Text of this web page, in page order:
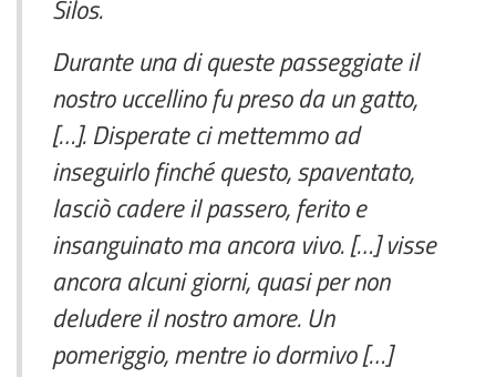
Silos.
Durante una di queste passeggiate il
nostro uccellino fu preso da un gatto,
[…]. Disperate ci mettemmo ad
inseguirlo finché questo, spaventato,
lasciò cadere il passero, ferito e
insanguinato ma ancora vivo. […] visse
ancora alcuni giorni, quasi per non
deludere il nostro amore. Un
pomeriggio, mentre io dormivo […]